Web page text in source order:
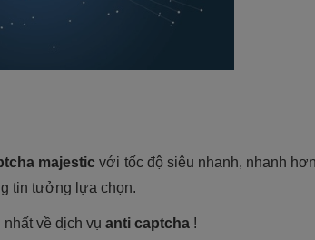
majestic với tốc độ siêu nhanh, nhanh
tin tưởng lựa chọn.
về dịch vụ anti captcha !